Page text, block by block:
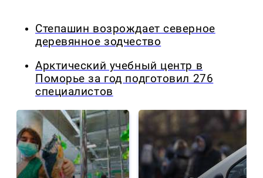
Степашин возрождает северное
деревянное зодчество
Арктический учебный центр в
Поморье за год подготовил 276
специалистов